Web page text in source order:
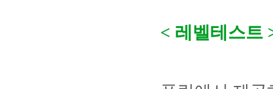
< 레벨테스트